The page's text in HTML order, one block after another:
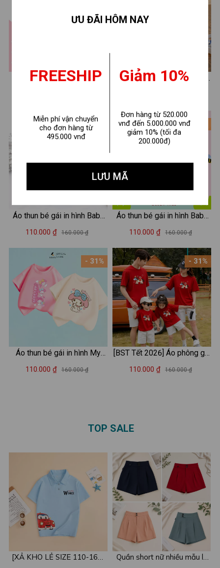
Áo thun bé gái in hình
- 31%
Áo thun bé gái in hình Baby
Three - Loza Kids AT2987
110.000 ₫ 160.000 ₫
- 31%
Áo thun bé gái in hình My
Melody - Loza Kids AT051
110.000 ₫ 160.000 ₫
Áo đôi Loza mẹ và bé gái
- 31%
Áo thun bé gái in hình Baby
three -Loza Kids AT2917
110.000 ₫ 160.000 ₫
- 31%
[BST Tết 2026] Áo phông gia
đình Tết 2026 in hình Ngựa -
110.000 ₫ 160.000 ₫
[XẢ KHO LẺ SIZE 110-160]
Quần short nữ nhiều mẫu lẻ
TOP SALE
ƯU ĐÃI HÔM NAY
FREESHIP
Miễn phí vận chuyển
cho đơn hàng từ
495.000 vnđ
Giảm 10%
Đơn hàng từ 520.000
vnđ đến 5.000.000 vnđ
giảm 10% (tối đa
200.000đ)
LƯU MÃ